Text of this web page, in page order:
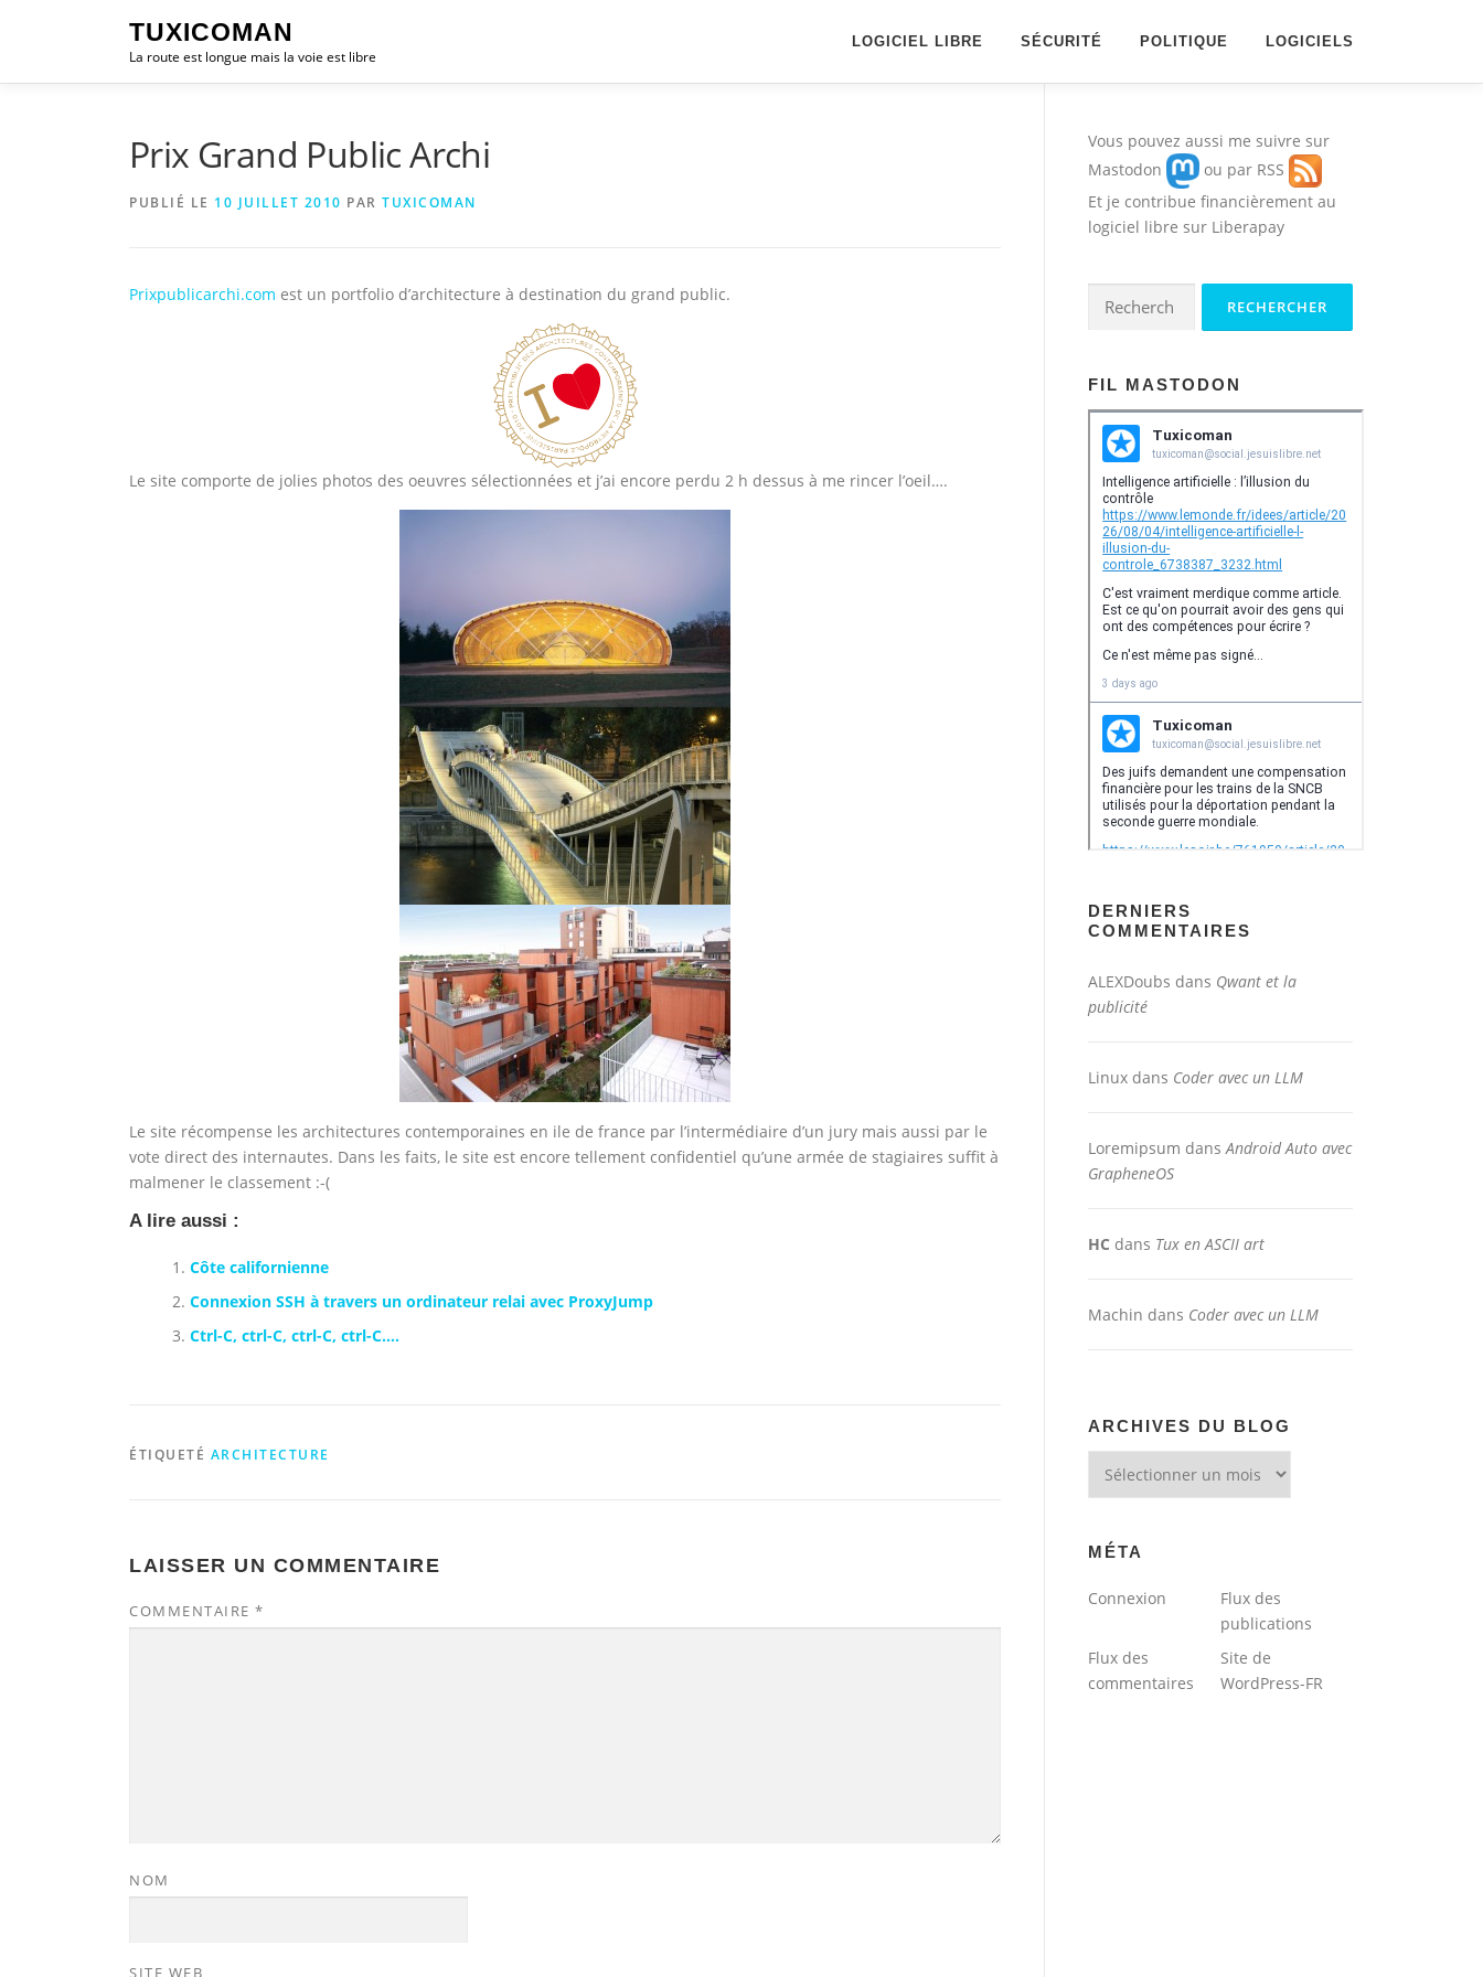
TUXICOMAN
La route est longue mais la voie est libre
LOGICIEL LIBRE SÉCURITÉ POLITIQUE LOGICIELS
Prix Grand Public Archi
PUBLIÉ LE 10 JUILLET 2010 PAR TUXICOMAN
Prixpublicarchi.com est un portfolio d’architecture à destination du grand public.
Le site comporte de jolies photos des oeuvres sélectionnées et j’ai encore perdu 2 h dessus à me rincer l’oeil….
Le site récompense les architectures contemporaines en ile de france par l’intermédiaire d’un jury mais aussi par le
vote direct des internautes. Dans les faits, le site est encore tellement confidentiel qu’une armée de stagiaires suffit à
malmener le classement :-(
A lire aussi :
Côte californienne
Connexion SSH à travers un ordinateur relai avec ProxyJump
Ctrl-C, ctrl-C, ctrl-C, ctrl-C….
ÉTIQUETÉ ARCHITECTURE
LAISSER UN COMMENTAIRE
COMMENTAIRE *
NOM
SITE WEB
Vous pouvez aussi me suivre sur
Mastodon
ou par RSS
Et je contribue financièrement au
logiciel libre sur Liberapay
Rechercher :
FIL MASTODON
DERNIERS
COMMENTAIRES
ALEXDoubs dans Qwant et la
publicité
Linux dans Coder avec un LLM
Loremipsum dansAndroid Auto avec
GrapheneOS
HC dans Tux en ASCII art
Machin dans Coder avec un LLM
ARCHIVES DU BLOG
du
MÉTA
Connexion
Flux des
publications
Flux des
commentaires
Site de
WordPress-FR